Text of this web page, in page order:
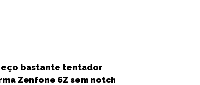
bastante tentador
Zenfone 6Z sem notch